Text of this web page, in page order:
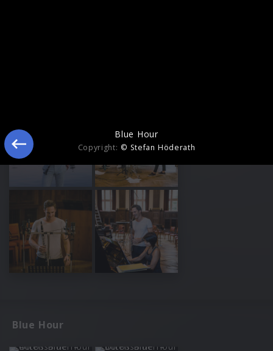
Blue Hour
Blue Hour
Copyright: © Stefan Höderath